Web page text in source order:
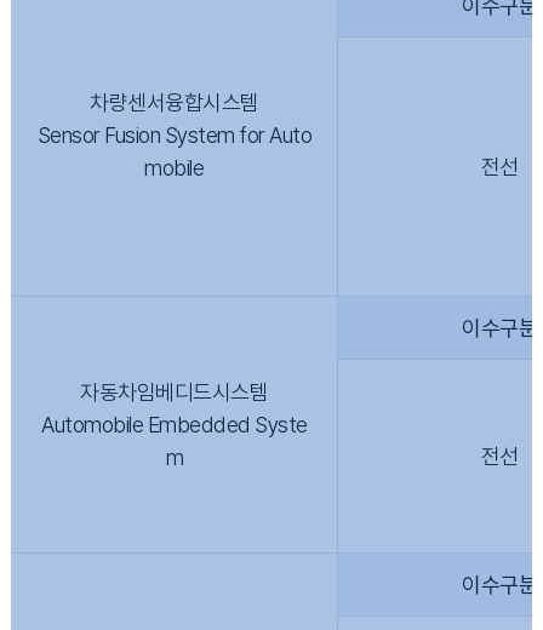
차량센서융합시스템
Sensor Fusion System for Auto
mobile
이수구분
전선
자동차임베디드시스템
Automobile Embedded Syste
m
이수구분
전선
이수구분